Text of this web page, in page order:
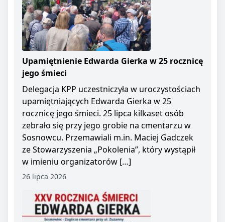
Upamiętnienie Edwarda Gierka w 25 rocznicę
jego śmieci
Delegacja KPP uczestniczyła w uroczystościach
upamiętniających Edwarda Gierka w 25
rocznicę jego śmieci. 25 lipca kilkaset osób
zebrało się przy jego grobie na cmentarzu w
Sosnowcu. Przemawiali m.in. Maciej Gadczek
ze Stowarzyszenia „Pokolenia”, który wystąpił
w imieniu organizatorów […]
26 lipca 2026